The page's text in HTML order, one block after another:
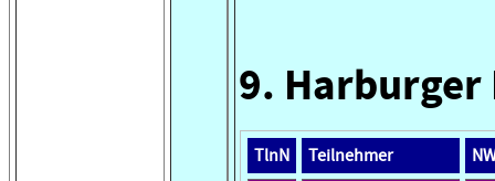
9. Harburger
TlnN Teilnehmer